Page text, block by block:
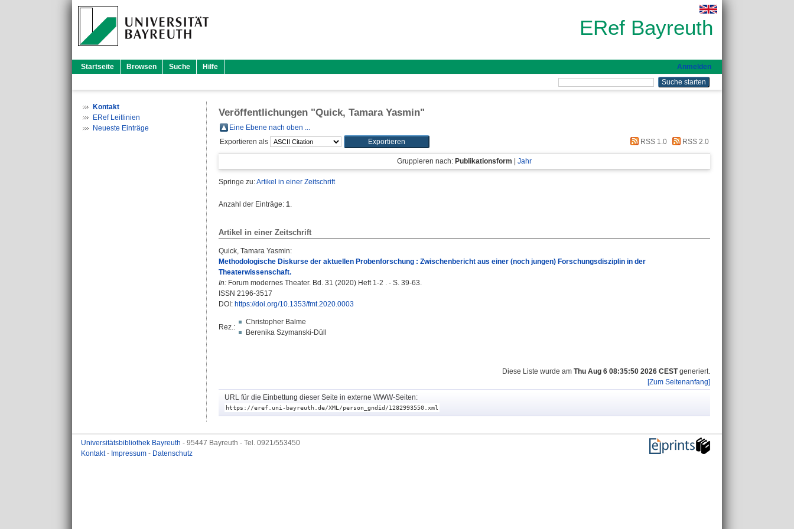
ERef Bayreuth
Startseite Browsen Suche Hilfe Anmelden
Kontakt
ERef Leitlinien
Neueste Einträge
Veröffentlichungen "Quick, Tamara Yasmin"
Eine Ebene nach oben ...
Exportieren als
RSS 1.0 RSS 2.0
Gruppieren nach: Publikationsform Jahr
Springe zu:Artikel in einer Zeitschrift
Anzahl der Einträge: 1.
Artikel in einer Zeitschrift
Quick, Tamara Yasmin:
Methodologische Diskurse der aktuellen Probenforschung : Zwischenbericht aus einer (noch jungen) Forschungsdisziplin in der
Theaterwissenschaft.
In: Forum modernes Theater. Bd. 31 (2020) Heft 1-2 . - S. 39-63.
ISSN 2196-3517
DOI: https://doi.org/10.1353/fmt.2020.0003
Rez.:
Christopher Balme
Berenika Szymanski-Düll
Diese Liste wurde am Thu Aug 6 08:35:50 2026 CESTgeneriert.
[Zum Seitenanfang]
URL für die Einbettung dieser Seite in externe WWW-Seiten:
https://eref.uni-bayreuth.de/XML/person_gndid/1282993550.xml
Universitätsbibliothek Bayreuth - 95447 Bayreuth - Tel. 0921/553450
Kontakt- Impressum - Datenschutz